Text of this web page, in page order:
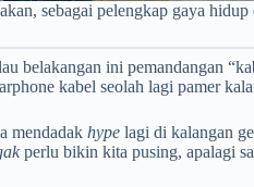
sebagai pelengkap gaya hidup
belakangan ini pemandangan
kabel seolah lagi pamer
mendadak hype lagi di kalangan
perlu bikin kita pusing, apalagi